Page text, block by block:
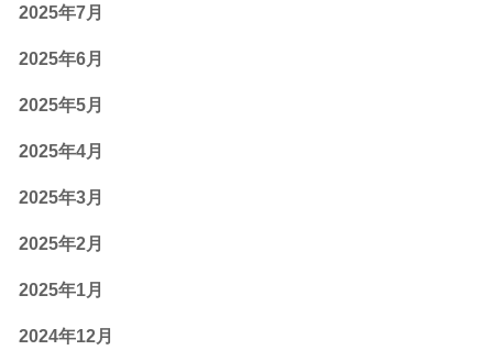
2025年7月
2025年6月
2025年5月
2025年4月
2025年3月
2025年2月
2025年1月
2024年12月